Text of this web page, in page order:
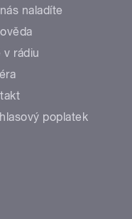
naladíte
v rádiu
poplatek